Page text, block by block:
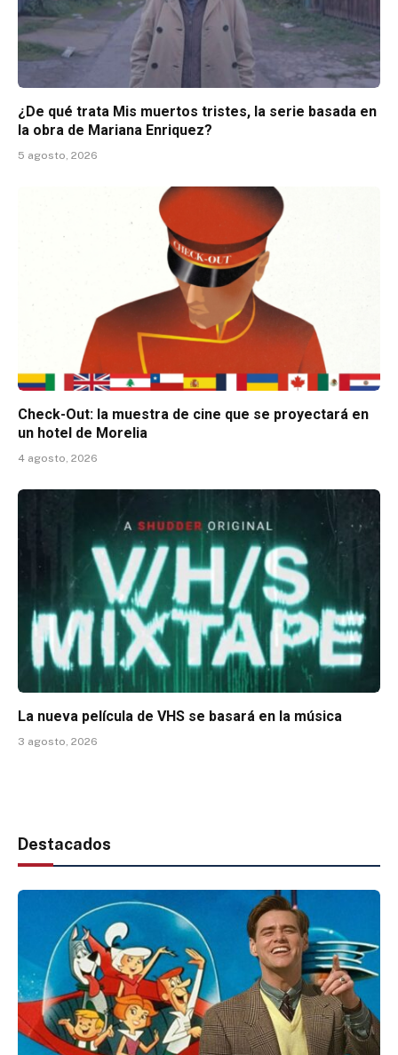
¿De qué trata Mis muertos tristes, la serie basada en
la obra de Mariana Enriquez?
5 agosto, 2026
Check-Out: la muestra de cine que se proyectará en
un hotel de Morelia
4 agosto, 2026
La nueva película de VHS se basará en la música
3 agosto, 2026
Destacados